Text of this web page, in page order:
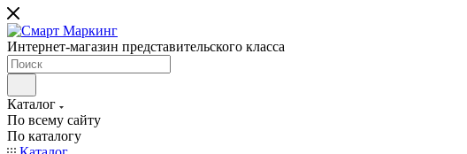
Интернет-магазин представительского класса
Каталог
По всему сайту
По каталогу